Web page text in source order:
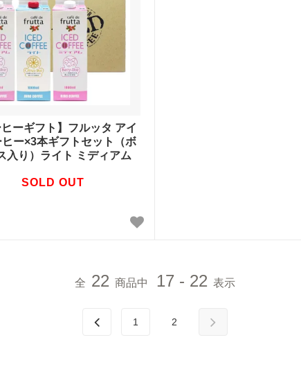
ヒーギフト】フルッタ アイ
ヒー×3本ギフトセット（ボ
入り）ライト ミディアム
SOLD OUT
全 22 商品中 17 - 22 表示
1 2